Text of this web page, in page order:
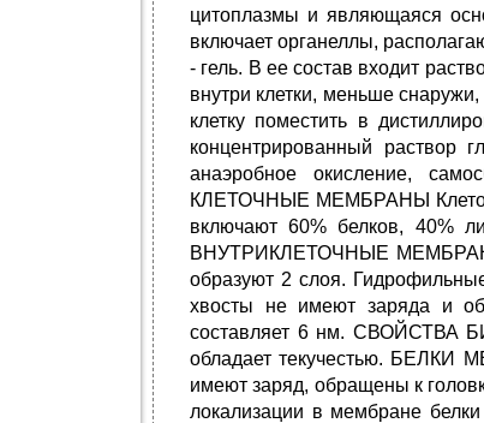
цитоплазмы и являющаяся
включает органеллы,
- гель. В ее состав входит
внутри клетки, меньше
клетку поместить в
концентрированный
анаэробное окисление,
КЛЕТОЧНЫЕ МЕМБРАНЫ
включают 60% белков, 40%
ВНУТРИКЛЕТОЧНЫЕ МЕМБРАНЫ
образуют 2 слоя.
хвосты не имеют заряда и
составляет 6 нм. СВОЙСТВА
обладает текучестью. БЕЛКИ
имеют заряд, обращены к
локализации в мембране